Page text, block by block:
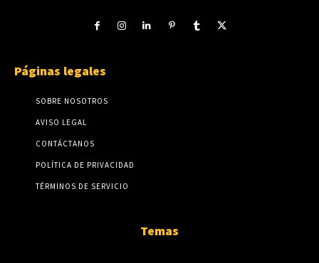
Páginas legales
SOBRE NOSOTROS
AVISO LEGAL
CONTÁCTANOS
POLÍTICA DE PRIVACIDAD
TÉRMINOS DE SERVICIO
Temas